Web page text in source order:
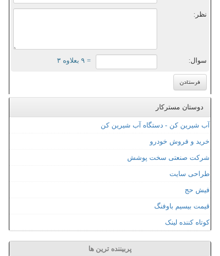
نظر:
سوال: = ۹ بعلاوه ۳
دوستان مسترکار
آب شیرین کن - دستگاه آب شیرین کن
خرید و فروش خودرو
شرکت صنعتی سخت پوشش
طراحی سایت
فیش حج
قیمت بیسیم باوفنگ
کوتاه کننده لینک
پربیننده ترین ها